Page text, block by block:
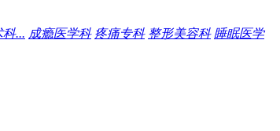
... 成瘾医学科 疼痛专科 整形美容科 睡眠医学